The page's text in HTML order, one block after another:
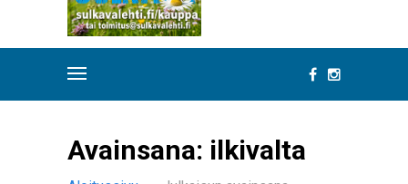
Avainsana: ilkivalta